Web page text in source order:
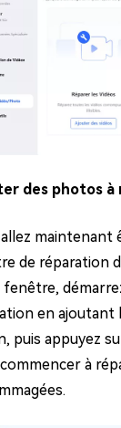
des photos à
maintenant
de réparation
en ajoutant
puis appuyez
à